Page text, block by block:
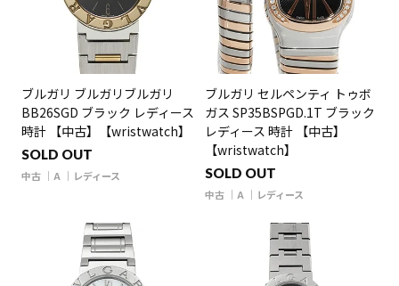
ブルガリ ブルガリブルガリ
BB26SGD ブラック レディース
時計 【中古】【wristwatch】
SOLD OUT
中古 A レディース
ブルガリ セルペンティ トゥボ
ガス SP35BSPGD.1T ブラック
レディース 時計 【中古】
【wristwatch】
SOLD OUT
中古 A レディース